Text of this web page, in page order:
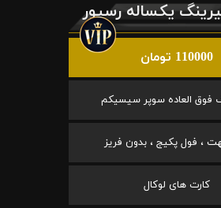
یکساله رسیور
110000 تومان
فوق العاده سوپر سیسیکم
، فول پکیج ، بدون فریز
کارت های لوکال